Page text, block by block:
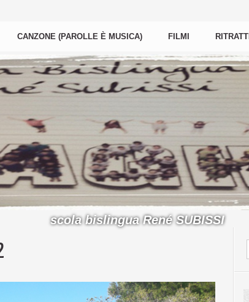
CANZONE (PAROLLE È MUSICA) FILMI RITRATTI
scola bislingua René SUBISSI